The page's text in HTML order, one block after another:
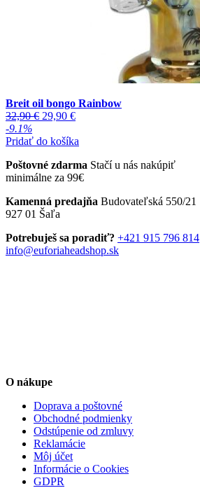
Breit oil bongo Rainbow
32,90€ Pôvodná
bola:
29,90 €Aktuálna
je:
-9.1%
Pridať do košíka
Poštovné zdarma Stačí u nás nakúpiť
minimálne za 99€
Kamenná predajňa Budovateľská 550/21
927 01 Šaľa
Potrebuješ sa poradiť? +421 915 796 814
info@euforiaheadshop.sk
O nákupe
Doprava a poštovné
Obchodné podmienky
Odstúpenie od zmluvy
Reklamácie
Môj účet
Informácie o Cookies
GDPR